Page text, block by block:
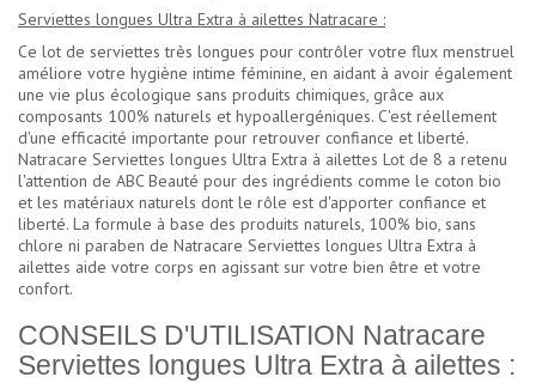
Serviettes longues Ultra Extra à ailettes Natracare :
Ce lot de serviettes très longues pour contrôler votre flux menstruel
améliore votre hygiène intime féminine, en aidant à avoir également
une vie plus écologique sans produits chimiques, grâce aux
composants 100% naturels et hypoallergéniques. C'est réellement
d'une efficacité importante pour retrouver confiance et liberté.
Natracare Serviettes longues Ultra Extra à ailettes Lot de 8 a retenu
l'attention de ABC Beauté pour des ingrédients comme le coton bio
et les matériaux naturels dont le rôle est d'apporter confiance et
liberté. La formule à base des produits naturels, 100% bio, sans
chlore ni paraben de Natracare Serviettes longues Ultra Extra à
ailettes aide votre corps en agissant sur votre bien être et votre
confort.
CONSEILS D'UTILISATION Natracare
Serviettes longues Ultra Extra à ailettes :